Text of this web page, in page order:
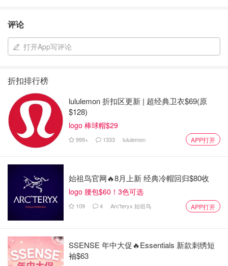
补水精华比较水润，胶原蛋白精华是介于水与啫喱之间，多
维精华是介于水与油之间。
吸收速度也是补水精华>胶原蛋白精华>多维精华（个人认
为）
评论
打开App写评论
折扣排行榜
lululemon 折扣区更新 | 超经典卫衣$69(原
$128)
logo 棒球帽$29
999+ 1333 lululemon APP打开
始祖鸟官网🔥8月上新 经典冷帽回归$80收
logo 腰包$60！3色可选
109 4 Arc'teryx 始祖鸟 APP打开
SSENSE 年中大促🔥Essentials 新款刺绣短
袖$63